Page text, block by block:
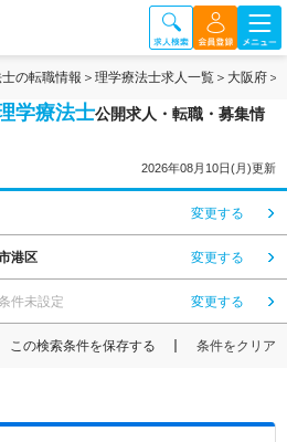
の転職情報 理学療法士求人一覧 大阪府
学療法士公開求人・転職・募集情
2026年08月10日(月)更新
変更する
港区 変更する
件未設定 変更する
この検索条件を保存する 条件をクリア